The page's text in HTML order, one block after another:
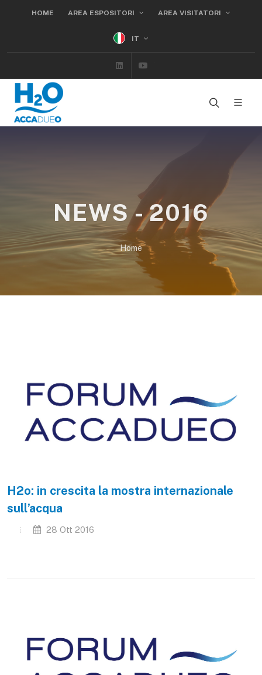
HOME AREA ESPOSITORI AREA VISITATORI
IT
Linkedin
NEWS - 2016
Home
H2o: in crescita la mostra internazionale
sull’acqua
28 Ott 2016